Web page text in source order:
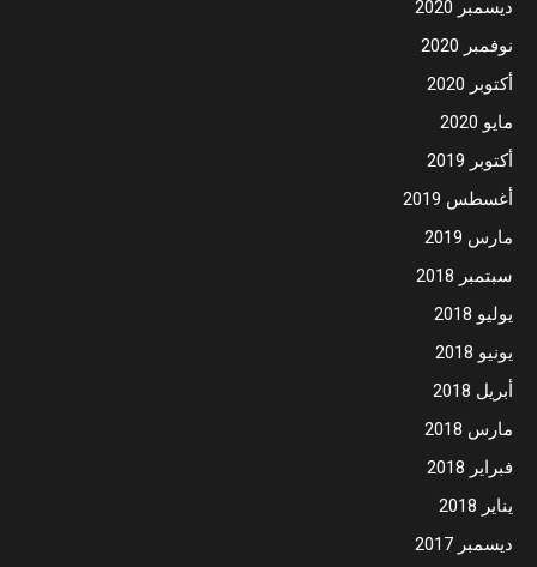
ديسمبر 2020
نوفمبر 2020
أكتوبر 2020
مايو 2020
أكتوبر 2019
أغسطس 2019
مارس 2019
سبتمبر 2018
يوليو 2018
يونيو 2018
أبريل 2018
مارس 2018
فبراير 2018
يناير 2018
ديسمبر 2017